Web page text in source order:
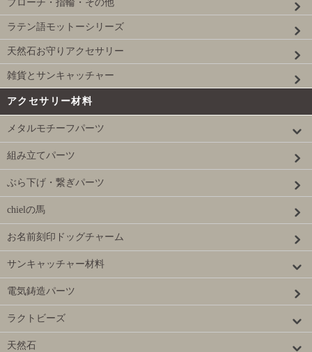
ブローチ・指輪・その他
ラテン語モットーシリーズ
天然石お守りアクセサリー
雑貨とサンキャッチャー
アクセサリー材料
メタルモチーフパーツ
組み立てパーツ
ぶら下げ・繋ぎパーツ
chielの馬
お名前刻印ドッグチャーム
サンキャッチャー材料
電気鋳造パーツ
ラクトビーズ
天然石